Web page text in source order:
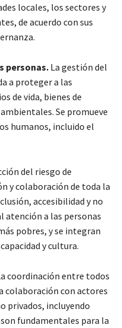
locales, los sectores y
de acuerdo con sus
personas. La gestión del
a proteger a las
de vida, bienes de
Se promueve
humanos, incluido el
del riesgo de
y colaboración de toda la
accesibilidad y no
atención a las personas
pobres, y se integran
y cultura.
coordinación entre todos
colaboración con actores
privados, incluyendo
fundamentales para la